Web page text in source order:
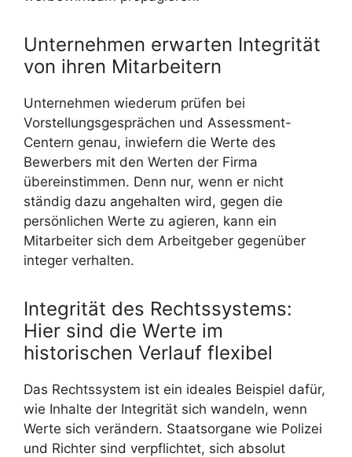
Unternehmen erwarten Integrität
von ihren Mitarbeitern
Unternehmen wiederum prüfen bei
Vorstellungsgesprächen und Assessment-
Centern genau, inwiefern die Werte des
Bewerbers mit den Werten der Firma
übereinstimmen. Denn nur, wenn er nicht
ständig dazu angehalten wird, gegen die
persönlichen Werte zu agieren, kann ein
Mitarbeiter sich dem Arbeitgeber gegenüber
integer verhalten.
Integrität des Rechtssystems:
Hier sind die Werte im
historischen Verlauf flexibel
Das Rechtssystem ist ein ideales Beispiel dafür,
wie Inhalte der Integrität sich wandeln, wenn
Werte sich verändern. Staatsorgane wie Polizei
und Richter sind verpflichtet, sich absolut